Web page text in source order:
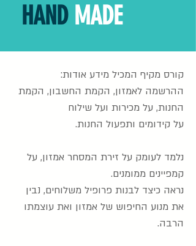
HAND MADE
קורס מקיף המכיל מידע אודות:
ההרשמה לאמזון, הקמת החשבון, הקמת
החנות, על מכירות ועל שילוח
על קידומים ותפעול החנות.
נלמד לעומק על זירת המסחר אמזון, על
קמפיינים ממומנים.
נראה כיצד לבנות פרופיל משלוחים, נבין
את מנוע החיפוש של אמזון ואת עוצמתו
הרבה.